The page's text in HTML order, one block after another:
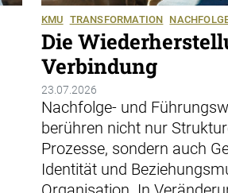
KMU TRANSFORMATION
Die
Verbindung
23.07.2026
Nachfolge- und
berühren nicht nur
Prozesse, sondern auch
Identität und